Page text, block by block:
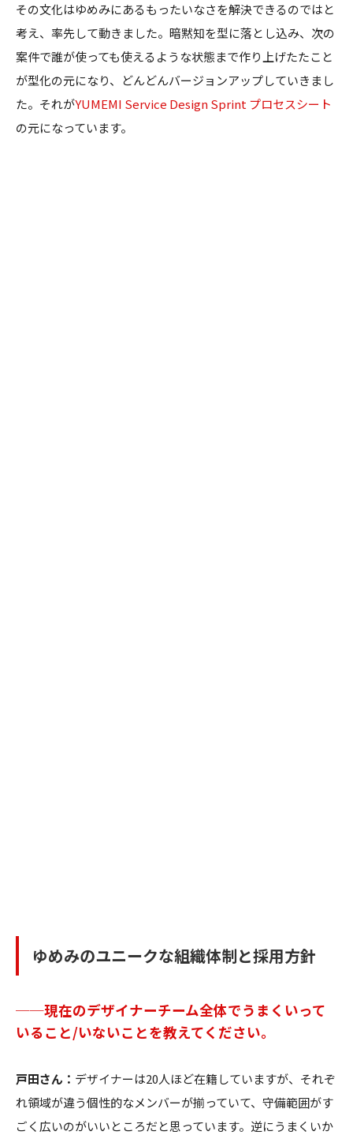
その文化はゆめみにあるもったいなさを解決できるのではと
考え、率先して動きました。暗黙知を型に落とし込み、次の
案件で誰が使っても使えるような状態まで作り上げたたこと
が型化の元になり、どんどんバージョンアップしていきまし
た。それがYUMEMI Service Design Sprint プロセスシート
の元になっています。
ゆめみのユニークな組織体制と採用方針
──現在のデザイナーチーム全体でうまくいって
いること/いないことを教えてください。
戸田さん： デザイナーは20人ほど在籍していますが、それぞ
れ領域が違う個性的なメンバーが揃っていて、守備範囲がす
ごく広いのがいいところだと思っています。逆にうまくいか